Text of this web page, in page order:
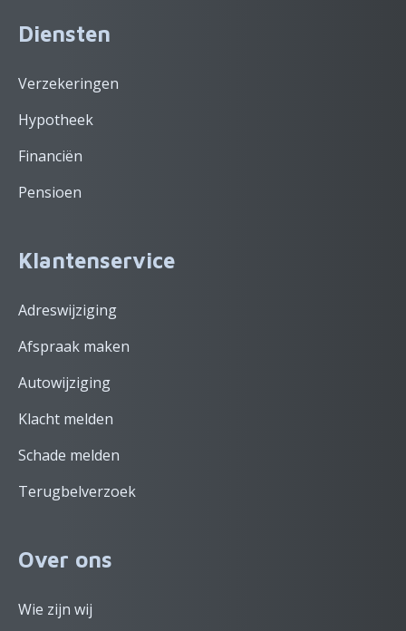
Diensten
Verzekeringen
Hypotheek
Financiën
Pensioen
Klantenservice
Adreswijziging
Afspraak maken
Autowijziging
Klacht melden
Schade melden
Terugbelverzoek
Over ons
Wie zijn wij